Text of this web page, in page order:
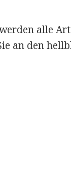
alle
an den